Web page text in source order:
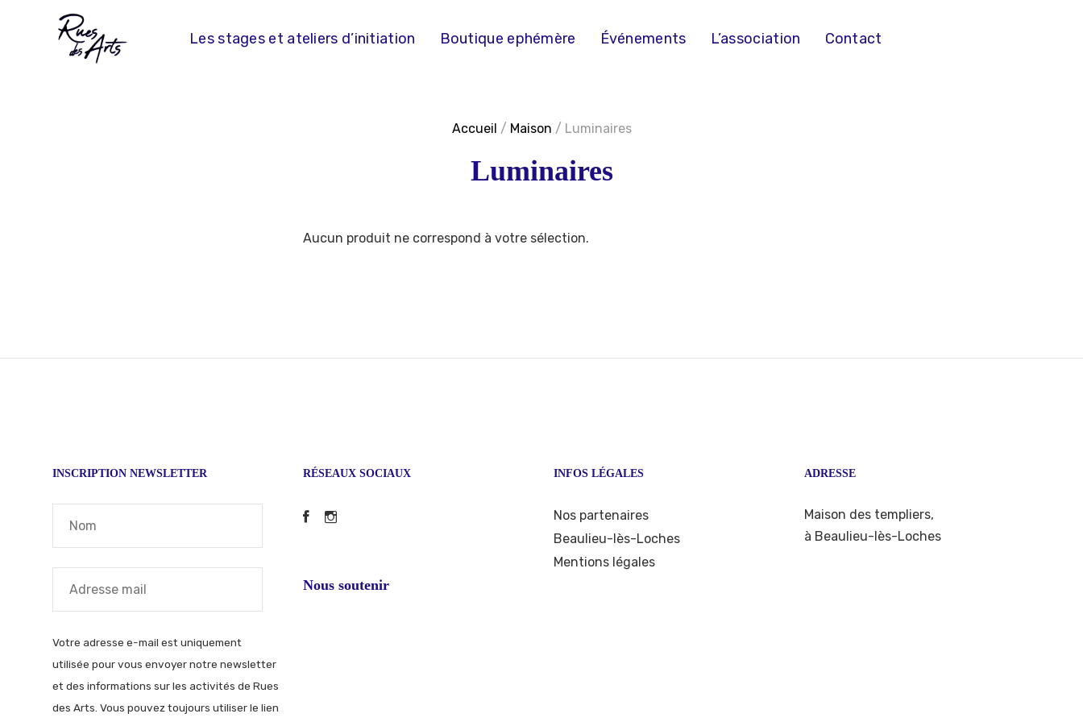
Les stages et ateliers d’initiation Boutique ephémère Événements L’association Contact
Accueil / Maison / Luminaires
Luminaires
Aucun produit ne correspond à votre sélection.
INSCRIPTION NEWSLETTER
Votre adresse e-mail est uniquement
utilisée pour vous envoyer notre newsletter
et des informations sur les activités de Rues
des Arts. Vous pouvez toujours utiliser le lien
RÉSEAUX SOCIAUX
Facebook
Instagram
Nous soutenir
INFOS LÉGALES
Nos partenaires
Beaulieu-lès-Loches
Mentions légales
ADRESSE
Maison des templiers,
à Beaulieu-lès-Loches